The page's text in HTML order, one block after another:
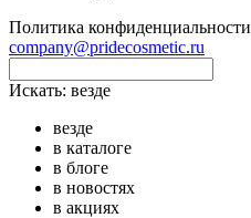
Политика конфиденциальности
company@pridecosmetic.ru
Искать: везде
везде
в каталоге
в блоге
в новостях
в акциях